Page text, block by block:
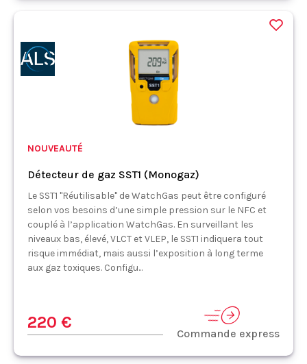
NOUVEAUTÉ
Détecteur de gaz SST1 (Monogaz)
Le SST1 "Réutilisable" de WatchGas peut être configuré
selon vos besoins d’une simple pression sur le NFC et
couplé à l’application WatchGas. En surveillant les
niveaux bas, élevé, VLCT et VLEP, le SST1 indiquera tout
risque immédiat, mais aussi l’exposition à long terme
aux gaz toxiques. Configu...
220 €
Commande express